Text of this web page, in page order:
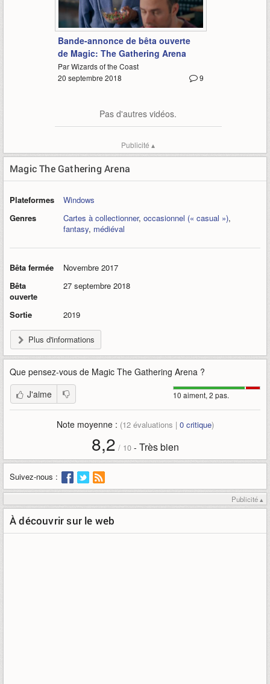
2:47
Bande-annonce de bêta ouverte
de Magic: The Gathering Arena
Par Wizards of the Coast
9
20 septembre 2018
Pas d'autres vidéos.
Publicité ▴
Magic The Gathering Arena
Plateformes
Windows
Genres
Cartes à collectionner, occasionnel (« casual »),
fantasy, médiéval
Bêta fermée
Novembre 2017
Bêta
ouverte
27 septembre 2018
Sortie 2019
Plus d'informations
Que pensez-vous de Magic The Gathering Arena ?
10 aiment, 2 pas.
J'aime
Note moyenne : (12évaluations | 0critique)
8,2 / 10- Très bien
Suivez-nous :
Publicité ▴
À découvrir sur le web